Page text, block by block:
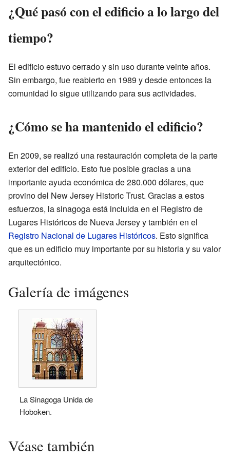
¿Qué pasó con el edificio a lo largo del
tiempo?
El edificio estuvo cerrado y sin uso durante veinte años.
Sin embargo, fue reabierto en 1989 y desde entonces la
comunidad lo sigue utilizando para sus actividades.
¿Cómo se ha mantenido el edificio?
En 2009, se realizó una restauración completa de la parte
exterior del edificio. Esto fue posible gracias a una
importante ayuda económica de 280.000 dólares, que
provino del New Jersey Historic Trust. Gracias a estos
esfuerzos, la sinagoga está incluida en el Registro de
Lugares Históricos de Nueva Jersey y también en el
Registro Nacional de Lugares Históricos. Esto significa
que es un edificio muy importante por su historia y su valor
arquitectónico.
Galería de imágenes
La Sinagoga Unida de
Hoboken.
Véase también